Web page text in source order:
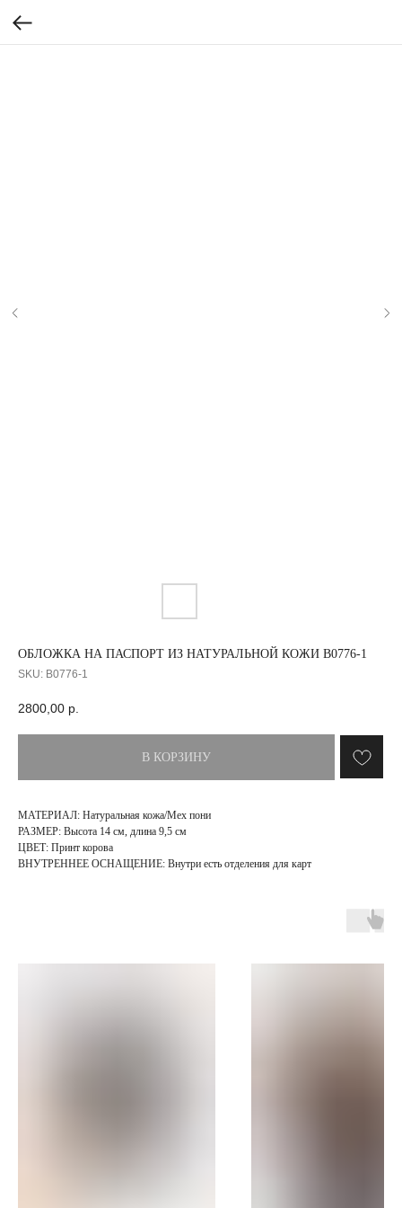
ОБЛОЖКА НА ПАСПОРТ ИЗ НАТУРАЛЬНОЙ КОЖИ B0776-1
SKU: B0776-1
2800,00 р.
В КОРЗИНУ
МАТЕРИАЛ: Натуральная кожа/Мех пони
РАЗМЕР: Высота 14 см, длина 9,5 см
ЦВЕТ: Принт корова
ВНУТРЕННЕЕ ОСНАЩЕНИЕ: Внутри есть отделения для карт